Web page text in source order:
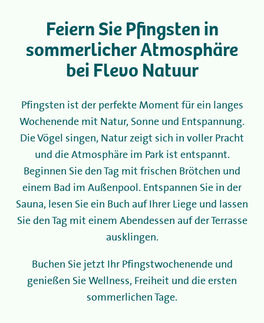
Camping
Vermietung
Wellness
+31 (0) 36 - 522 8880
Informationen für Gäste
Contact
Werken bij
Mijn Flevo Natuur
Feiern Sie Pfingsten in
sommerlicher Atmosphäre
bei Flevo Natuur
Pfingsten ist der perfekte Moment für ein langes
Wochenende mit Natur, Sonne und Entspannung.
Die Vögel singen, Natur zeigt sich in voller Pracht
und die Atmosphäre im Park ist entspannt.
Beginnen Sie den Tag mit frischen Brötchen und
einem Bad im Außenpool. Entspannen Sie in der
Sauna, lesen Sie ein Buch auf Ihrer Liege und lassen
Sie den Tag mit einem Abendessen auf der Terrasse
ausklingen.
Buchen Sie jetzt Ihr Pfingstwochenende und
genießen Sie Wellness, Freiheit und die ersten
sommerlichen Tage.